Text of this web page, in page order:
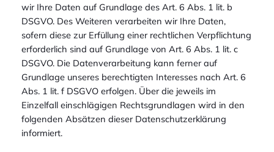
wir Ihre Daten auf Grundlage des Art. 6 Abs. 1 lit. b
DSGVO. Des Weiteren verarbeiten wir Ihre Daten,
sofern diese zur Erfüllung einer rechtlichen Verpflichtung
erforderlich sind auf Grundlage von Art. 6 Abs. 1 lit. c
DSGVO. Die Datenverarbeitung kann ferner auf
Grundlage unseres berechtigten Interesses nach Art. 6
Abs. 1 lit. f DSGVO erfolgen. Über die jeweils im
Einzelfall einschlägigen Rechtsgrundlagen wird in den
folgenden Absätzen dieser Datenschutzerklärung
informiert.